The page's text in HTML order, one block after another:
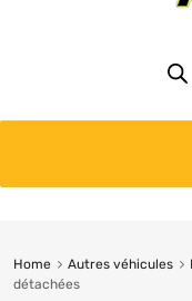
Home Autres véhicules
détachées